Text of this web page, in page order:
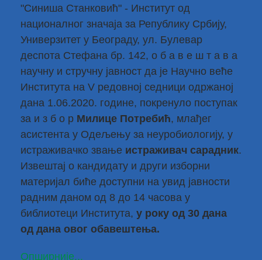
"Синиша Станковић" - Институт од
националног значаја за Републику Србију,
Универзитет у Београду, ул. Булевар
деспота Стефана бр. 142, о б а в е ш т а в а
научну и стручну јавност да је Научно веће
Института на V редовној седници одржаној
дана 1.06.2020. године, покренуло поступак
за и з б о р Милице Потребић, млађег
асистента у Одељењу за неуробиологију, у
истраживачко звање истраживач сарадник.
Извештај о кандидату и други изборни
материјал биће доступни на увид јавности
радним даном од 8 до 14 часова у
библиотеци Института, у року од 30 дана
од дана овог обавештења.
Опширније...